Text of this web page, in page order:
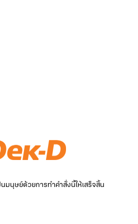
มนุษย์ด้วยการทำคำสั่งนี้ให้เสร็จสิ้น